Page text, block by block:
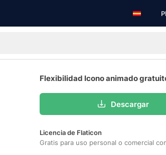
Flexibilidad Icono animado
Descargar
Licencia de Flaticon
Gratis para uso personal o comercial